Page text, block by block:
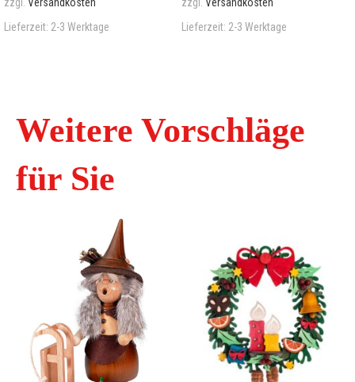
Lieferzeit: 2-3 Werktage
Lieferzeit: 2-3 Werktage
Weitere Vorschläge
für Sie